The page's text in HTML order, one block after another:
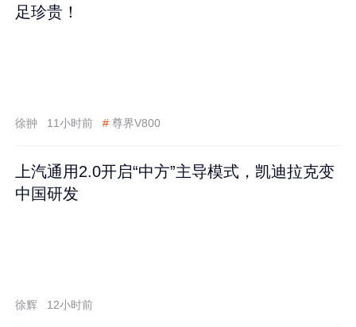
足珍贵！
徐翀 11小时前 # 尊界V800
上汽通用2.0开启“中方”主导模式，凯迪拉克变
中国研发
徐辉 12小时前